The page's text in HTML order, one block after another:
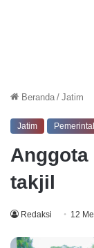
Beranda / Jatim
Jatim
Anggota
takjil
Redaksi 12